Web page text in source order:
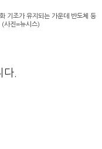
기조가 유지되는 가운데 반도체 등
(사진=뉴시스)
.